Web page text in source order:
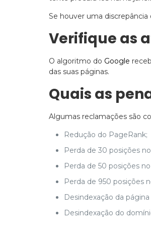
Se houver uma
Verifique as
O algoritmo do Google
das suas páginas.
Quais as
Algumas reclamações são
Redução do PageRank;
Perda de 30 posições
Perda de 50 posições
Perda de 950 posições
Desindexação da
Desindexação do